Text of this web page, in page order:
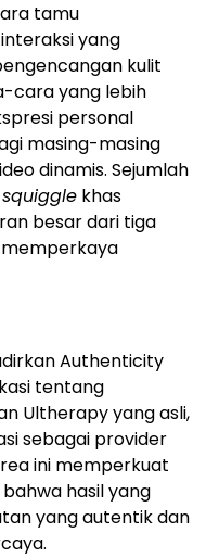
tamu
yang
kulit
cara yang lebih
personal
masing-masing
dinamis. Sejumlah
squiggle khas
besar dari tiga
Authenticity
tentang
Ultherapy yang asli,
sebagai provider
ini memperkuat
hasil yang
yang autentik dan